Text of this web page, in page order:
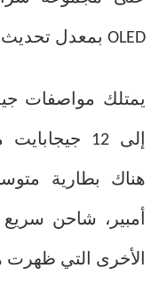
OLED بمعدل تحديث 120 هرتز، ودقة QHD.
يمتلك مواصفات
إلى 12
الأخرى التي ظهرت